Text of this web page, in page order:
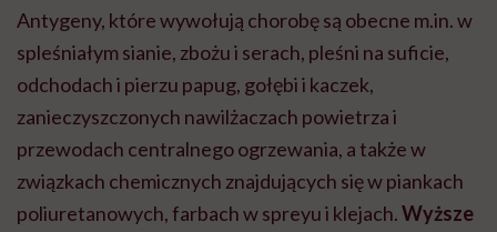
Antygeny, które wywołują chorobę są obecne m.in. w
spleśniałym sianie, zbożu i serach, pleśni na suficie,
odchodach i pierzu papug, gołębi i kaczek,
zanieczyszczonych nawilżaczach powietrza i
przewodach centralnego ogrzewania, a także w
związkach chemicznych znajdujących się w piankach
poliuretanowych, farbach w spreyu i klejach.Wyższe